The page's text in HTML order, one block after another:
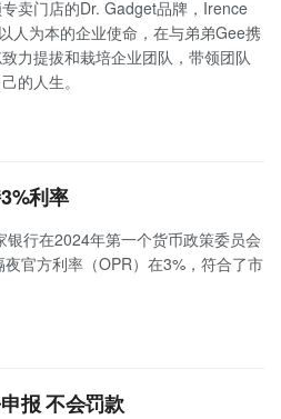
卖门店的Dr. Gadget品牌，Irence
人为本的企业使命，在与弟弟Gee携
力提拔和栽培企业团队，带领团队
的人生。
利率
行在2024年第一个货币政策委员会
夜官方利率（OPR）在3%，符合了市
报 不会罚款